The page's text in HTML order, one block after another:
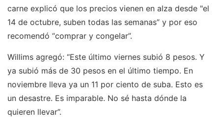
carne explicó que los precios vienen en alza desde "el
14 de octubre, suben todas las semanas” y por eso
recomendó “comprar y congelar”.
Willims agregó: “Este último viernes subió 8 pesos. Y
ya subió más de 30 pesos en el último tiempo. En
noviembre lleva ya un 11 por ciento de suba. Esto es
un desastre. Es imparable. No sé hasta dónde la
quieren llevar”.